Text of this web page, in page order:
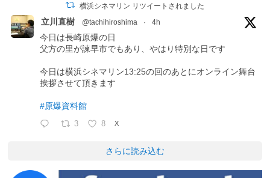
横浜シネマリン リツイートされました
立川直樹 @tachihiroshima · 4h
今日は長崎原爆の日
父方の里が諫早市でもあり、やはり特別な日です
今日は横浜シネマリン13:25の回のあとにオンライン舞台
挨拶させて頂きます
#原爆資料館
3 8 X
さらに読み込む